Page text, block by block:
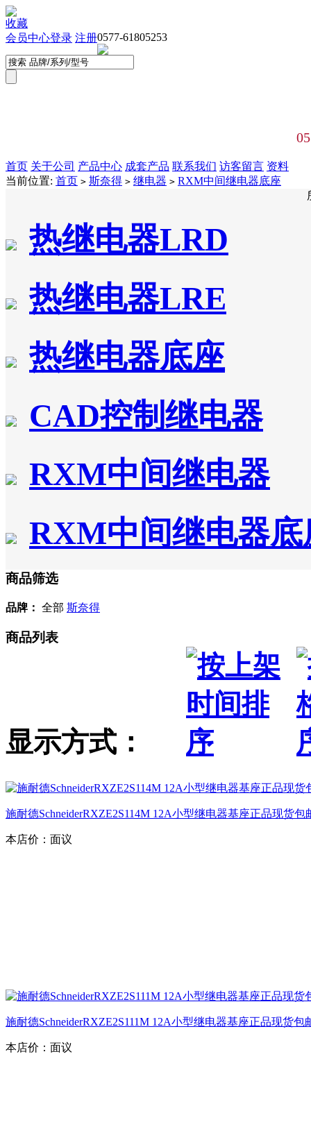
收藏
0577-61805253
登录 注册
会员中心
首页 关于公司 产品中心 成套产品 联系我们 访客留言 资料
当前位置: 首页 > 斯奈得 > 继电器 > RXM中间继电器底座
热继电器LRD
热继电器LRE
热继电器底座
CAD控制继电器
RXM中间继电器
RXM中间继电器底
商品筛选
品牌： 全部 斯奈得
商品列表
显示方式：
施耐德SchneiderRXZE2S114M 12A小型继电器基座正品现货包
本店价： 面议
施耐德SchneiderRXZE2S111M 12A小型继电器基座正品现货包
本店价： 面议